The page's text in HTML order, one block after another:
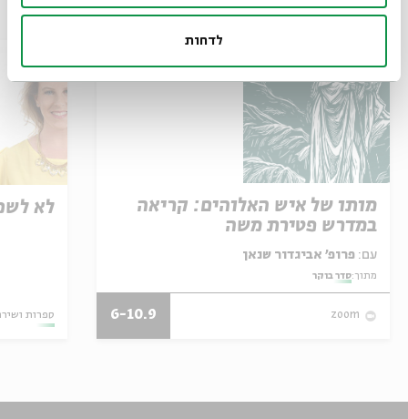
לדחות
עוד בבית אבי חי
מותו של איש האלוהים: קריאה
במדרש פטירת משה
עם:
מתוך:סדר בוקר
zoom
6-10.9
לא
ספרות